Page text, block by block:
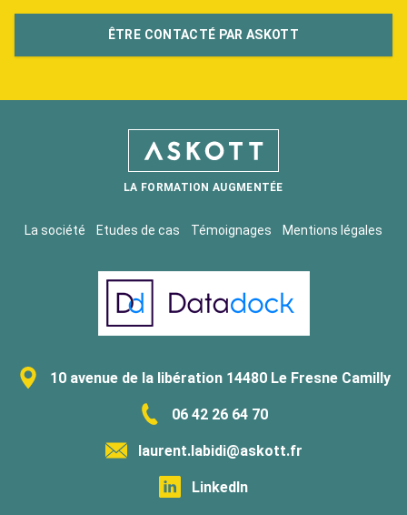
ÊTRE CONTACTÉ PAR ASKOTT
LA FORMATION AUGMENTÉE
La société Etudes de cas Témoignages Mentions légales
10 avenue de la libération 14480 Le Fresne Camilly
06 42 26 64 70
laurent.labidi@askott.fr
LinkedIn